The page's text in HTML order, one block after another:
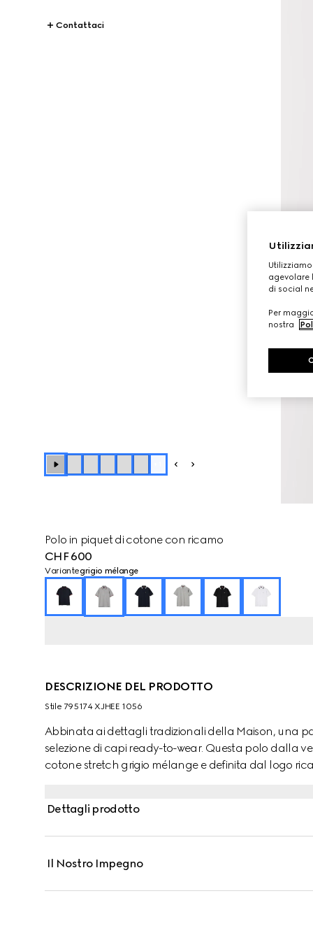
Contattaci
Polo in piquet di cotone con ricamo
CHF 600
Variantegrigio mélange
DESCRIZIONE DEL PRODOTTO
Stile ‎795174 XJHEE 1056
Abbinata ai dettagli tradizionali della Maison, una
selezione di capi ready-to-wear. Questa polo dalla
cotone stretch grigio mélange e definita dal logo
Dettagli prodotto
Il Nostro Impegno
agevolare
di social
Per
nostra